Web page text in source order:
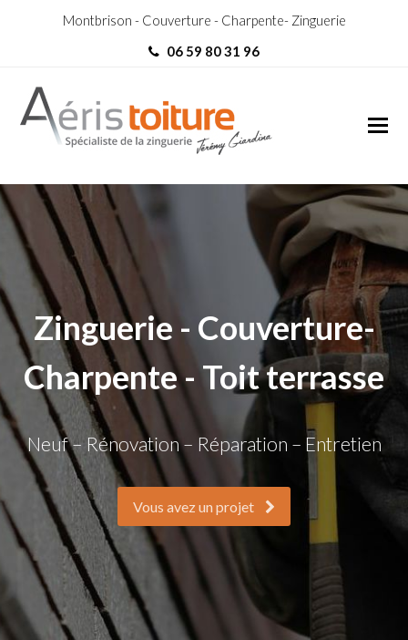
Montbrison - Couverture - Charpente- Zinguerie
06 59 80 31 96
Zinguerie - Couverture-
Charpente - Toit terrasse
Neuf – Rénovation – Réparation – Entretien
Vous avez un projet